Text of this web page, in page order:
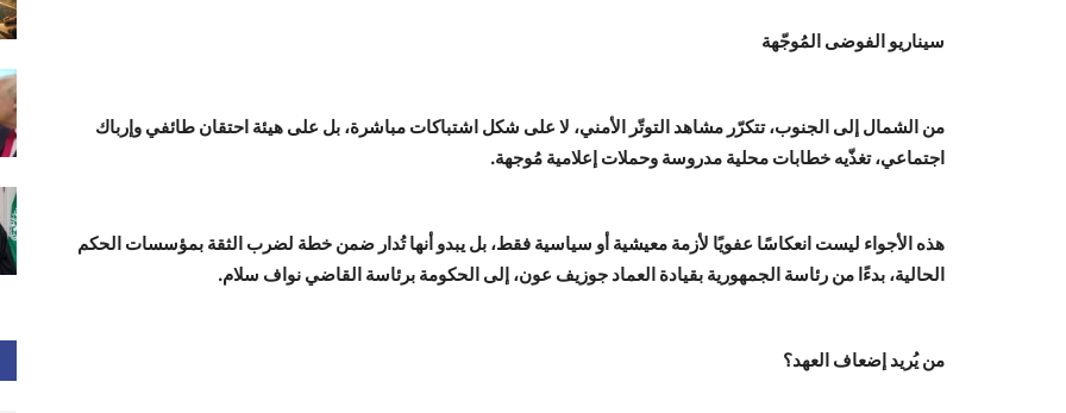
سيناريو الفوضى المُوجّهة
من الشمال إلى الجنوب، تتكرّر مشاهد التوتّر الأمني، لا على شكل اشتباكات مباشرة، بل على هيئة احتقان طائفي وإرباك
اجتماعي، تغذّيه خطابات محلية مدروسة وحملات إعلامية مُوجهة.
هذه الأجواء ليست انعكاسًا عفويًا لأزمة معيشية أو سياسية فقط، بل يبدو أنها تُدار ضمن خطة لضرب الثقة بمؤسسات الحكم
الحالية، بدءًا من رئاسة الجمهورية بقيادة العماد جوزيف عون، إلى الحكومة برئاسة القاضي نواف سلام.
من يُريد إضعاف العهد؟